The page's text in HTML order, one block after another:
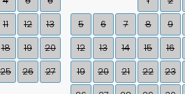
11 12
13
18 19
20
25 26
27
5
6 7 8 9
12
13 14 15 16
19
20 21 22 23